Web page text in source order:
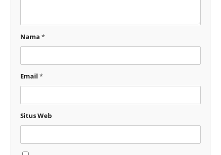
Nama *
Email *
Situs Web